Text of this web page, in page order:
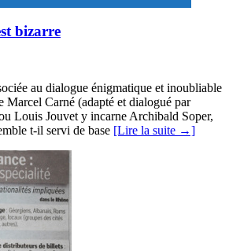
bizarre
au dialogue énigmatique et inoubliable
Marcel Carné (adapté et dialogué par
Louis Jouvet y incarne Archibald Soper,
t-il servi de base [Lire la suite →]